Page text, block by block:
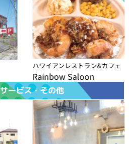
ハワイアンレストラン&カフェ
Rainbow Saloon
サービス・その他